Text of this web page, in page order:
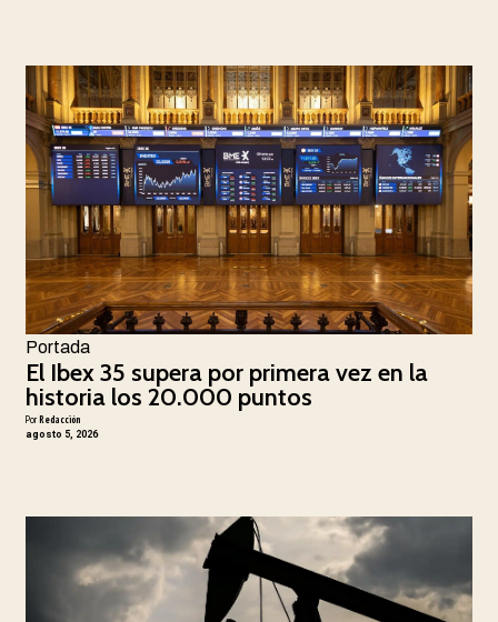
Portada
El Ibex 35 supera por primera vez en la
historia los 20.000 puntos
PorRedacción
agosto 5, 2026